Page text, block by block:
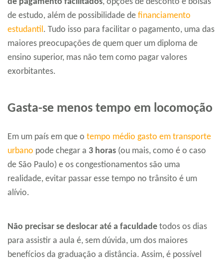
de estudo, além de possibilidade de financiamento
estudantil. Tudo isso para facilitar o pagamento, uma das
maiores preocupações de quem quer um diploma de
ensino superior, mas não tem como pagar valores
exorbitantes.
Gasta-se menos tempo em locomoção
Em um país em que o tempo médio gasto em transporte
urbano pode chegar a 3 horas (ou mais, como é o caso
de São Paulo) e os congestionamentos são uma
realidade, evitar passar esse tempo no trânsito é um
alívio.
Não precisar se deslocar até a faculdade todos os dias
para assistir a aula é, sem dúvida, um dos maiores
benefícios da graduação a distância. Assim, é possível